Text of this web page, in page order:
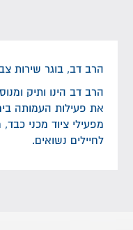
הרב דב, בוגר שירות
הרב דב הינו ותיק
את פעילות העמותה
מפעילי ציוד מכני
לחיילים נשואים.